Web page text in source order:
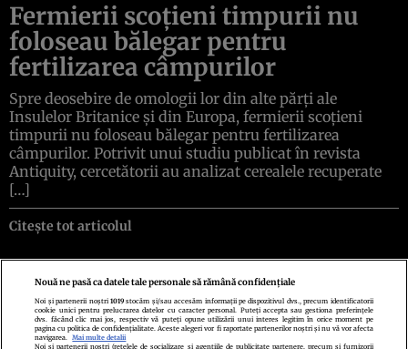
Fermierii scoțieni timpurii nu
foloseau bălegar pentru
fertilizarea câmpurilor
Spre deosebire de omologii lor din alte părți ale
Insulelor Britanice și din Europa, fermierii scoțieni
timpurii nu foloseau bălegar pentru fertilizarea
câmpurilor. Potrivit unui studiu publicat în revista
Antiquity, cercetătorii au analizat cerealele recuperate
[…]
Citește tot articolul
Politica de confidenţialitatePolitica de cookiesTermeni şi condiţii
Echipa redacționalăContactSetări Cookies
Nouă ne pasă ca datele tale personale să rămână confidențiale
Noi și partenerii noștri1019 stocăm și/sau accesăm informații pe dispozitivul dvs., precum identificatorii
cookie unici pentru prelucrarea datelor cu caracter personal. Puteți accepta sau gestiona preferințele
dvs. făcând clic mai jos, respectiv vă puteți opune utilizării unui interes legitim în orice moment pe
pagina cu politica de confidențialitate. Aceste alegeri vor fi raportate partenerilor noștri și nu vă vor afecta
navigarea.
Mai multe detalii
Noi si partenerii nostri (retelele de socializare si agentiile de publicitate partenere, precum si furnizorii